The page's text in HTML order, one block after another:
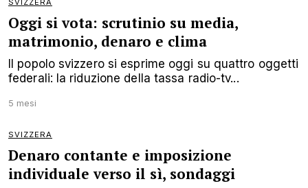
SVIZZERA
Oggi si vota: scrutinio su media,
matrimonio, denaro e clima
Il popolo svizzero si esprime oggi su quattro oggetti
federali: la riduzione della tassa radio-tv...
5 mesi
SVIZZERA
Denaro contante e imposizione
individuale verso il sì, sondaggi